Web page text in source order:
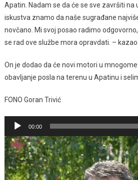
Apatin. Nadam se da će se sve završiti
iskustva znamo da naše sugrađane
novčano. Mi svoj posao radimo
se rad ove službe mora opravdati. – kazao
On je dodao da će novi motori u
obavljanje posla na terenu u Apatinu i
FONO Goran Trivić
Pregledač
zapisa
00:00